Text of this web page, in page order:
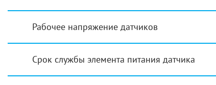
Рабочее напряжение датчиков
Срок службы элемента питания датчика